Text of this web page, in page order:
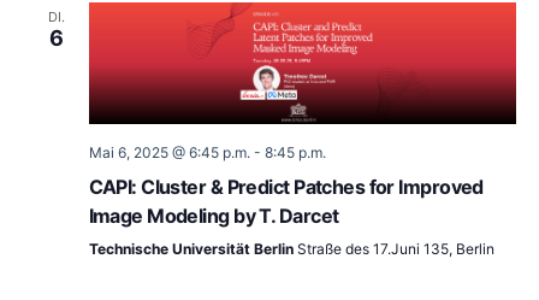
DI.
6
Mai 6, 2025 @ 6:45 p.m.- 8:45 p.m.
CAPI: Cluster & Predict Patches for Improved
Image Modeling by T. Darcet
Technische Universität Berlin Straße des 17.Juni 135, Berlin